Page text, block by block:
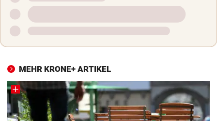
MEHR KRONE+ ARTIKEL